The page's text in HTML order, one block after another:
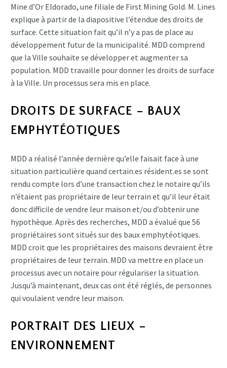
Mine d’Or Eldorado, une filiale de First Mining Gold. M. Lines
explique à partir de la diapositive l’étendue des droits de
surface. Cette situation fait qu’il n’y a pas de place au
développement futur de la municipalité. MDD comprend
que la Ville souhaite se développer et augmenter sa
population. MDD travaille pour donner les droits de surface
à la Ville. Un processus sera mis en place.
DROITS DE SURFACE – BAUX
EMPHYTÉOTIQUES
MDD a réalisé l’année dernière qu’elle faisait face à une
situation particulière quand certain.es résident.es se sont
rendu compte lors d’une transaction chez le notaire qu’ils
n’étaient pas propriétaire de leur terrain et qu’il leur était
donc difficile de vendre leur maison et/ou d’obtenir une
hypothèque. Après des recherches, MDD a évalué que 56
propriétaires sont situés sur des baux emphytéotiques.
MDD croit que les propriétaires des maisons devraient être
propriétaires de leur terrain. MDD va mettre en place un
processus avec un notaire pour régulariser la situation.
Jusqu’à maintenant, deux cas ont été réglés, de personnes
qui voulaient vendre leur maison.
PORTRAIT DES LIEUX –
ENVIRONNEMENT